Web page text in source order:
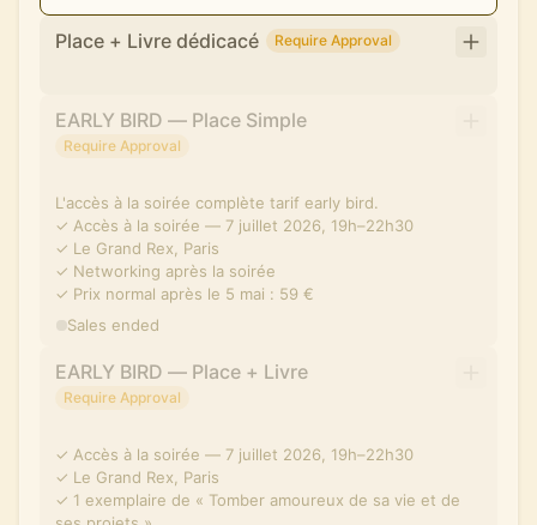
Place + Livre dédicacé Require Approval
EARLY BIRD — Place Simple
Require Approval
L'accès à la soirée complète tarif early bird.
✓ Accès à la soirée — 7 juillet 2026, 19h–22h30
✓ Le Grand Rex, Paris
✓ Networking après la soirée
✓ Prix normal après le 5 mai : 59 €
Sales ended
EARLY BIRD — Place + Livre
Require Approval
✓ Accès à la soirée — 7 juillet 2026, 19h–22h30
✓ Le Grand Rex, Paris
✓ 1 exemplaire de « Tomber amoureux de sa vie et de